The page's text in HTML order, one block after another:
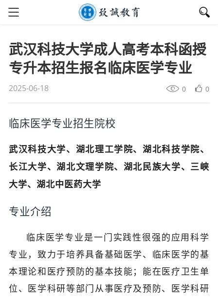
武汉科技大学成人高考本科函授
专升本招生报名临床医学专业
2025-06-18 0 0
临床医学专业招生院校
武汉科技大学、湖北理工学院、湖北科技学院、
长江大学、湖北文理学院、湖北民族大学、三峡
大学、湖北中医药大学
专业介绍
临床医学专业是一门实践性很强的应用科学
专业，致力于培养具备基础医学、临床医学的基
本理论和医疗预防的基本技能；能在医疗卫生单
位、医学科研等部门从事医疗及预防、医学科研